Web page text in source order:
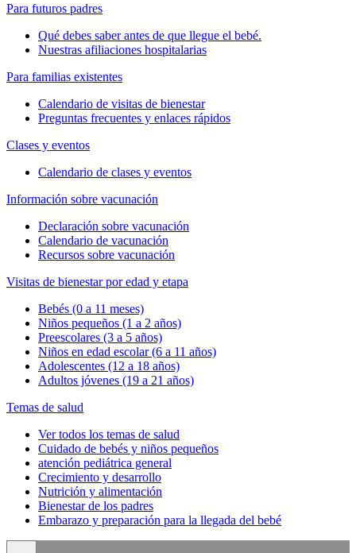
Para futuros padres
Qué debes saber antes de que llegue el bebé.
Nuestras afiliaciones hospitalarias
Para familias existentes
Calendario de visitas de bienestar
Preguntas frecuentes y enlaces rápidos
Clases y eventos
Calendario de clases y eventos
Información sobre vacunación
Declaración sobre vacunación
Calendario de vacunación
Recursos sobre vacunación
Visitas de bienestar por edad y etapa
Bebés (0 a 11 meses)
Niños pequeños (1 a 2 años)
Preescolares (3 a 5 años)
Niños en edad escolar (6 a 11 años)
Adolescentes (12 a 18 años)
Adultos jóvenes (19 a 21 años)
Temas de salud
Ver todos los temas de salud
Cuidado de bebés y niños pequeños
atención pediátrica general
Crecimiento y desarrollo
Nutrición y alimentación
Bienestar de los padres
Embarazo y preparación para la llegada del bebé